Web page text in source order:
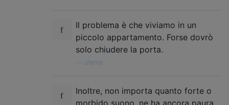
Il problema è che viviamo in un
piccolo appartamento. Forse dovrò
solo chiudere la porta.
utente
Inoltre, non importa quanto forte o
morbido suono, ne ha ancora paura.